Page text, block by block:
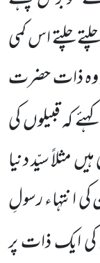
چلتے اس کمی
وہ ذات حضرت
کہ قبیلوں کی
مثلاً سیّد دنیا
انتہاء رسولِ
کی ایک ذات پر